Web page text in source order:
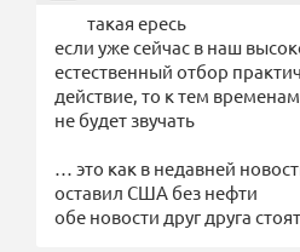
такая ересь
если уже сейчас в наш
естественный отбор
действие, то к тем
не будет звучать
… это как в недавней
оставил США без нефти
обе новости друг друга